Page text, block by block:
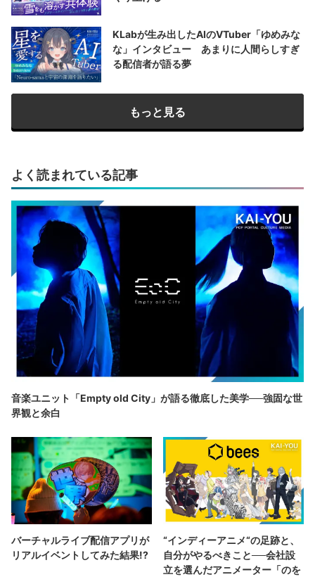
KLabが生み出したAIのVTuber「ゆめみな
な」インタビュー あまりに人間らしすぎ
る配信者が語る夢
もっと見る
よく読まれている記事
音楽ユニット「Empty old City」が語る徹底した美学──強固な世
界観と余白
バーチャルライブ配信アプリが
リアルイベントしてみた結果!?
“インディーアニメ“の足跡と、
自分がやるべきこと──会社設
立を選んだアニメーター「のを